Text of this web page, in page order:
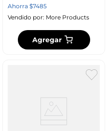
Ahorra $7485
Vendido por: More Products
Agregar